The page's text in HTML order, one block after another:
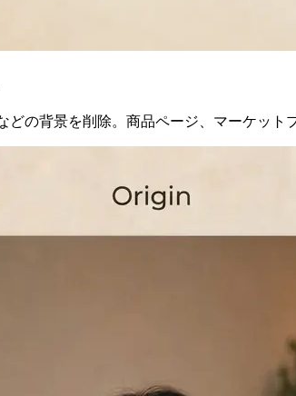
どの背景を削除。商品ページ、マーケット